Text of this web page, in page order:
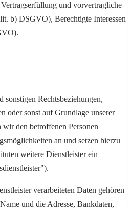
Vertragserfüllung und vorvertragliche
b) DSGVO), Berechtigte Interessen
sonstigen Rechtsbeziehungen,
oder sonst auf Grundlage unserer
wir den betroffenen Personen
an und setzen hierzu
weitere Dienstleister ein
verarbeiteten Daten gehören
und die Adresse, Bankdaten,